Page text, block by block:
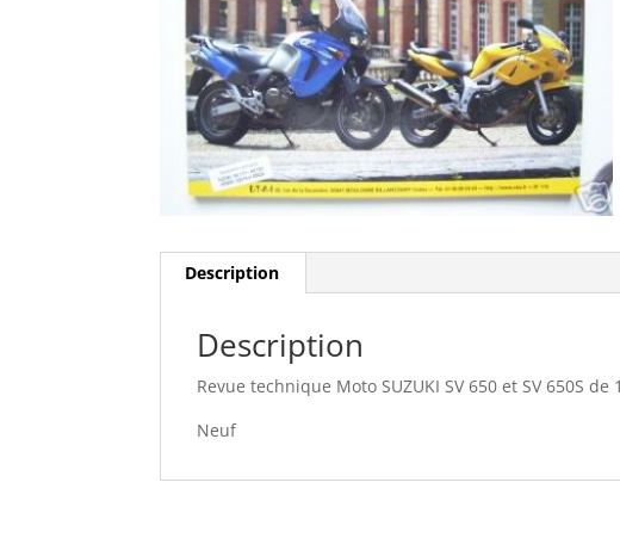
Description
Description
Revue technique Moto SUZUKI SV 650 et SV 650S de
Neuf